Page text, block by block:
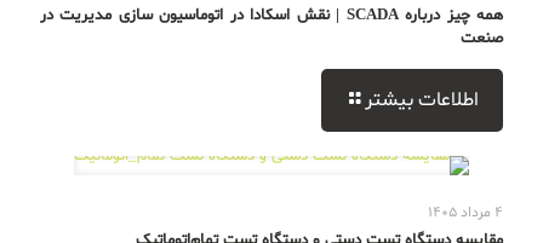
همه چیز درباره SCADA | نقش اسکادا در اتوماسیون سازی مدیریت در
صنعت
اطلاعات بیشتر
4 مرداد 1405